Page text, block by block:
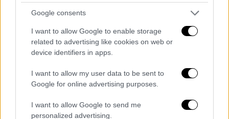
Google consents
I want to allow Google to enable storage
related to advertising like cookies on web or
device identifiers in apps.
I want to allow my user data to be sent to
Google for online advertising purposes.
I want to allow Google to send me
personalized advertising.
Nick Sortor, ένας δημοσιογράφος βίντεο
που κάλυψε την κατάσταση, στην εκπομπή
Tucker Carlson Tonight», μια δημοφιλή
εκπομπή τουFox News
ότι η ομοσπονδιακή κυβέρνηση δεν μπορεί
να είναι αρκετά αξιόπιστη για να μας πει αν
όπως αυτή».